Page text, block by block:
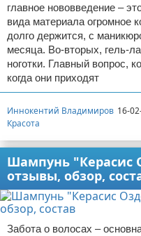
главное нововведение –
вида материала огромное
долго держится, с
месяца. Во-вторых, гель-
ноготки. Главный вопрос,
когда они приходят
Иннокентий Владимиров 16-
Красота
Шампунь
отзывы, обзор,
Забота о волосах –